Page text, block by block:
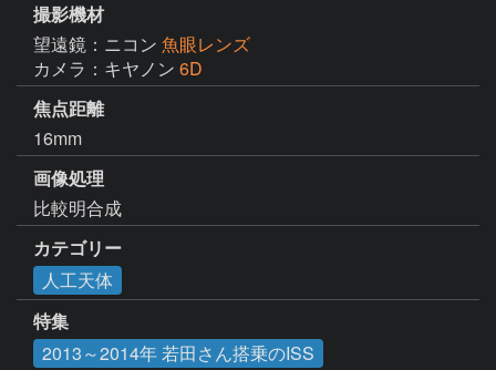
撮影機材
望遠鏡：ニコン 魚眼レンズ
カメラ：キヤノン 6D
焦点距離
16mm
画像処理
比較明合成
カテゴリー
人工天体
特集
2013～2014年 若田さん搭乗のISS